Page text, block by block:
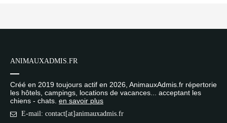
ANIMAUXADMIS.FR
Créé en 2019 toujours actif en 2026, AnimauxAdmis.fr répertorie
les hôtels, campings, locations de vacances... acceptant les
chiens - chats. en savoir plus
E-mail: contact[at]animauxadmis.fr